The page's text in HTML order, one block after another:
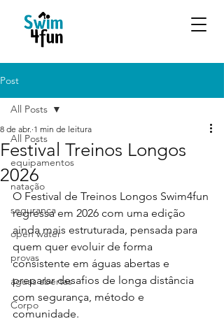
Post
All Posts
equipamentos
natação
segurança
open water
provas
águas abertas
Corpo
All Posts
Festival Treinos Longos
2026
8 de abr. 1 min de leitura
O Festival de Treinos Longos Swim4fun
regressa em 2026 com uma edição
ainda mais estruturada, pensada para
quem quer evoluir de forma
consistente em águas abertas e
preparar desafios de longa distância
com segurança, método e
comunidade.